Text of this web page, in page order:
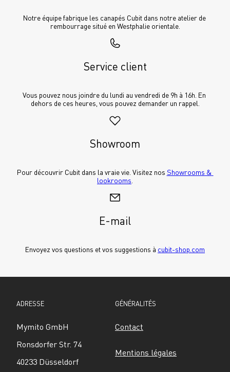
Notre équipe fabrique les canapés Cubit dans notre atelier de
rembourrage situé en Westphalie orientale.
Service client
Vous pouvez nous joindre du lundi au vendredi de 9h à 16h. En
dehors de ces heures, vous pouvez demander un rappel.
Showroom
Pour découvrir Cubit dans la vraie vie. Visitez nos Showrooms &
lookrooms
E-mail
Envoyez vos questions et vos suggestions à cubit-shop.com
ADRESSE
Mymito GmbH
Ronsdorfer Str. 74
40233 Düsseldorf
GÉNÉRALITÉS
Contact
Mentions légales